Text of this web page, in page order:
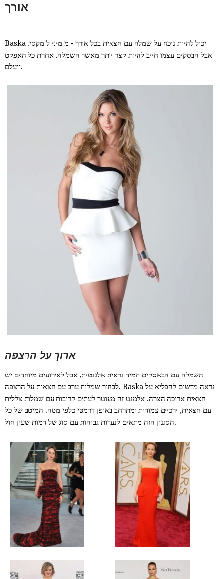
אורך
Baska יכול להיות נוכח על שמלה עם חצאית בכל אורך - מ מיני ל מקסי.
אבל הבסקים עצמו חייב להיות קצר יותר מאשר השמלה, אחרת כל האפקט
ייעלם.
ארוך על הרצפה
השמלה עם הבאסקים תמיד נראית אלגנטית, אבל לאירועים מיוחדים יש
לבחור שמלות ערב עם חצאית על הרצפה. Baska נראה מרשים להפליא על
חצאית ארוכה הצרה. אלמנט זה מעוטר לעתים קרובות עם שמלות צללית
עם חצאית, ירכיים צמודות ומתרחב באופן דרמטי כלפי מטה. המיטב של כל
הסגנון הזה מתאים לנערות גבוהות עם סוג של דמות שעון חול.